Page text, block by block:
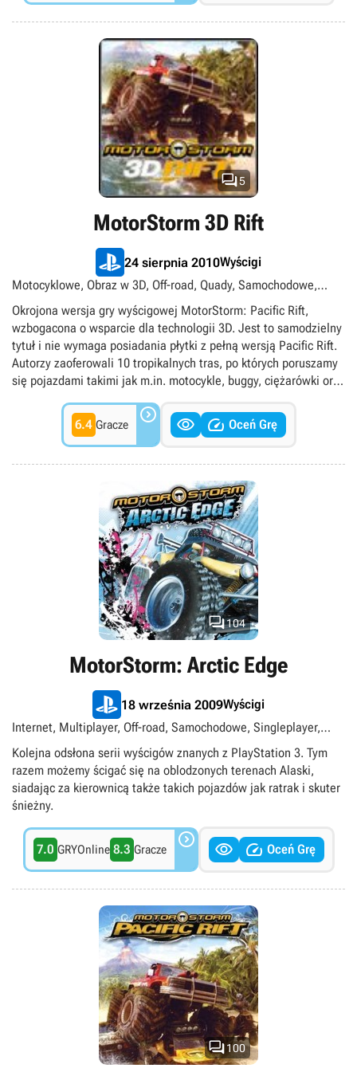
5
MotorStorm 3D Rift
24 sierpnia 2010Wyścigi
Motocyklowe, Obraz w 3D, Off-road, Quady, Samochodowe,
Singleplayer, Tytuły ekskluzywne PlayStation
Okrojona wersja gry wyścigowej MotorStorm: Pacific Rift,
wzbogacona o wsparcie dla technologii 3D. Jest to samodzielny
tytuł i nie wymaga posiadania płytki z pełną wersją Pacific Rift.
Autorzy zaoferowali 10 tropikalnych tras, po których poruszamy
się pojazdami takimi jak m.in. motocykle, buggy, ciężarówki oraz
6.4 Gracze    Oceń Grę
104
MotorStorm: Arctic Edge
18 września 2009Wyścigi
Internet, Multiplayer, Off-road, Samochodowe, Singleplayer,
Tytuły ekskluzywne PlayStation
Kolejna odsłona serii wyścigów znanych z PlayStation 3. Tym
razem możemy ścigać się na oblodzonych terenach Alaski,
siadając za kierownicą także takich pojazdów jak ratrak i skuter
śnieżny.
7.0 GRYOnline 8.3 Gracze    Oceń Grę
100